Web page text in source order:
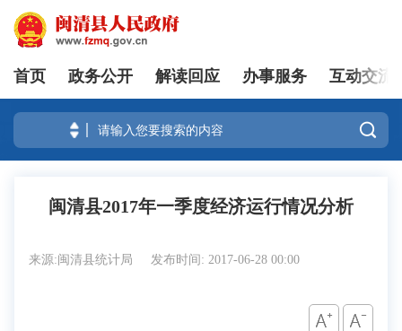
登录
首页 政务公开 解读回应 办事服务 互动交流

闽清县2017年一季度经济运行情况分析
来源:闽清县统计局 发布时间: 2017-06-28 00:00